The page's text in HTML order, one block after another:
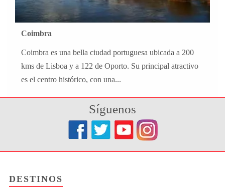
Coimbra
Coimbra es una bella ciudad portuguesa ubicada a 200
kms de Lisboa y a 122 de Oporto. Su principal atractivo
es el centro histórico, con una...
Síguenos
DESTINOS